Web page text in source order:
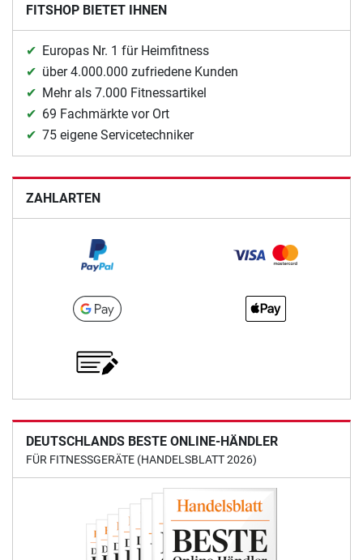
FITSHOP BIETET IHNEN
Europas Nr. 1 für Heimfitness
über 4.000.000 zufriedene Kunden
Mehr als 7.000 Fitnessartikel
69 Fachmärkte vor Ort
75 eigene Servicetechniker
ZAHLARTEN
DEUTSCHLANDS BESTE ONLINE-HÄNDLER
FÜR FITNESSGERÄTE (HANDELSBLATT 2026)